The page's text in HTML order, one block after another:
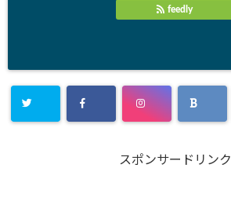
feedly
スポンサードリンク